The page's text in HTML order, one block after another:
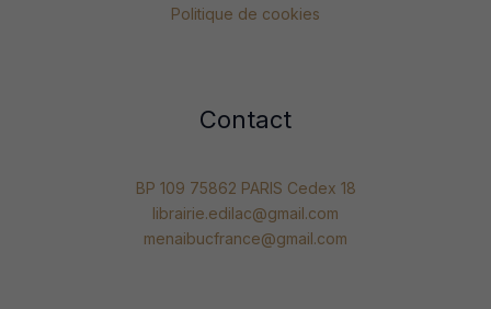
Politique de cookies
Contact
BP 109 75862 PARIS Cedex 18
librairie.edilac@gmail.com
menaibucfrance@gmail.com